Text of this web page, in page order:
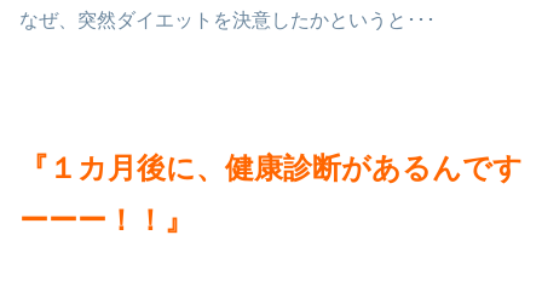
なぜ、突然ダイエットを決意したかというと･･･
『１カ月後に、健康診断があるんです
ーーー！！』